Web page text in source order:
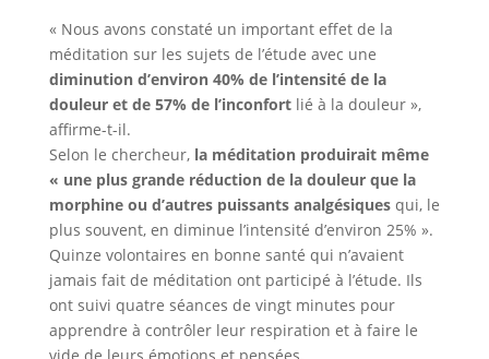
« Nous avons constaté un important effet de la
méditation sur les sujets de l’étude avec une
diminution d’environ 40% de l’intensité de la
douleur et de 57% de l’inconfort lié à la douleur »,
affirme-t-il.
Selon le chercheur, la méditation produirait même
« une plus grande réduction de la douleur que la
morphine ou d’autres puissants analgésiques qui, le
plus souvent, en diminue l’intensité d’environ 25% ».
Quinze volontaires en bonne santé qui n’avaient
jamais fait de méditation ont participé à l’étude. Ils
ont suivi quatre séances de vingt minutes pour
apprendre à contrôler leur respiration et à faire le